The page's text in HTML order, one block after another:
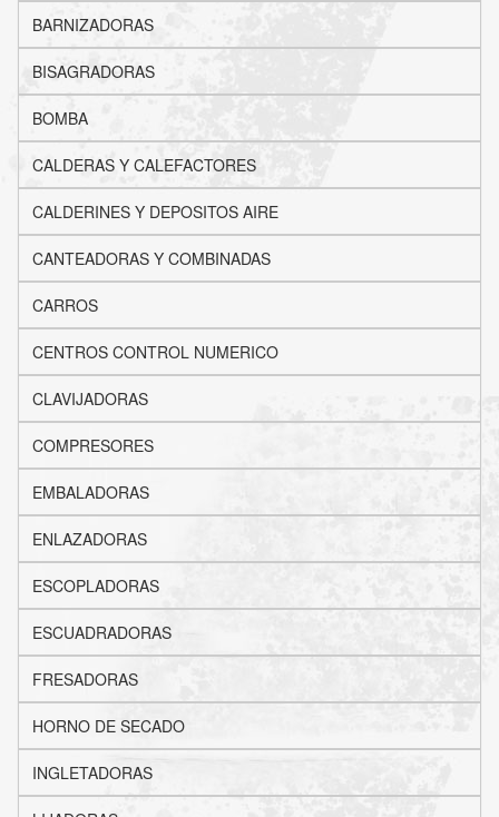
BARNIZADORAS
BISAGRADORAS
BOMBA
CALDERAS Y CALEFACTORES
CALDERINES Y DEPOSITOS AIRE
CANTEADORAS Y COMBINADAS
CARROS
CENTROS CONTROL NUMERICO
CLAVIJADORAS
COMPRESORES
EMBALADORAS
ENLAZADORAS
ESCOPLADORAS
ESCUADRADORAS
FRESADORAS
HORNO DE SECADO
INGLETADORAS